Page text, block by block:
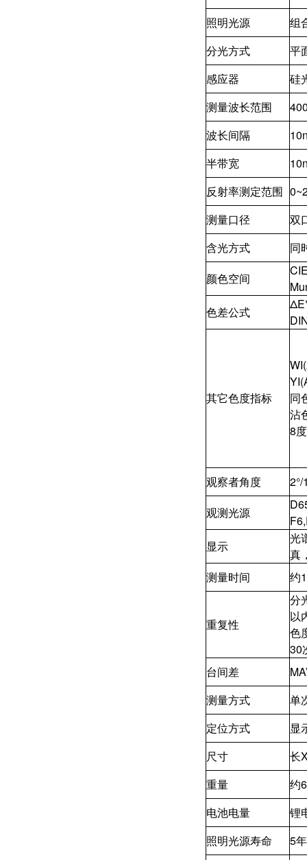
照明光源
组
分光方式
平
感应器
硅
测量波长范围
波长间隔
半带宽
反射率测定范围
测量口径
双
含光方式
同
颜色空间
色差公式
其它色度指标
同
沾
8
观察者角度
2°/
观测光源
显示
光
真
测量时间
约
重复性
分
以
色
30
台间差
测量方式
单
定位方式
显
尺寸
长
重量
约
电池电量
锂
照明光源寿命
5